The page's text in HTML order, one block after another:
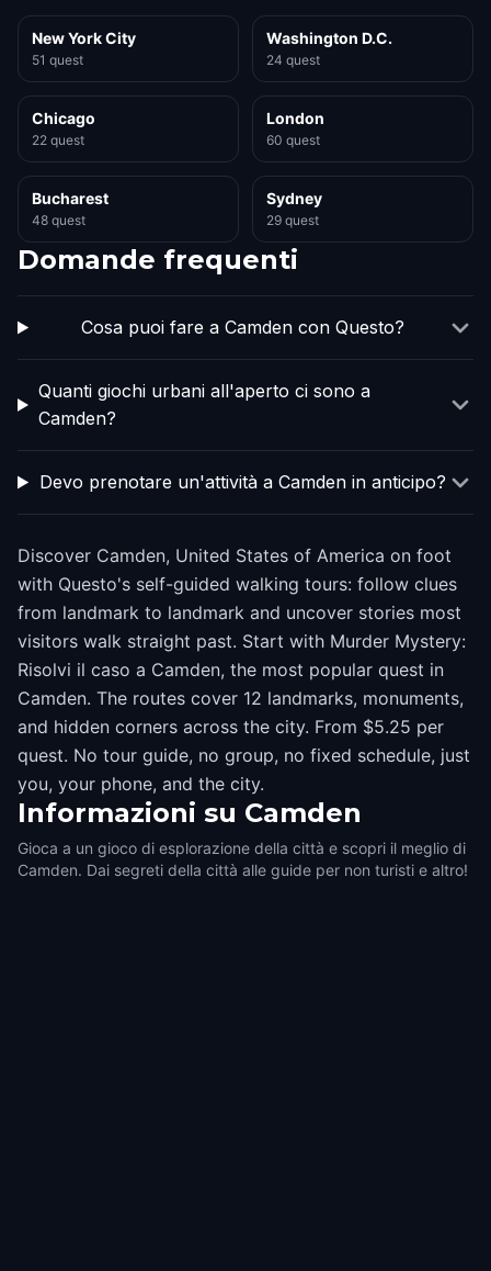
New York City
51 quest
Washington D.C.
24 quest
Chicago
22 quest
London
60 quest
Bucharest
48 quest
Sydney
29 quest
Domande frequenti
Cosa puoi fare a Camden con Questo?
Quanti giochi urbani all'aperto ci sono a
Camden?
Devo prenotare un'attività a Camden in anticipo?
Discover Camden, United States of America on foot
with Questo's self-guided walking tours: follow clues
from landmark to landmark and uncover stories most
visitors walk straight past. Start with Murder Mystery:
Risolvi il caso a Camden, the most popular quest in
Camden. The routes cover 12 landmarks, monuments,
and hidden corners across the city. From $5.25 per
quest. No tour guide, no group, no fixed schedule, just
you, your phone, and the city.
Informazioni su Camden
Gioca a un gioco di esplorazione della città e scopri il meglio di
Camden. Dai segreti della città alle guide per non turisti e altro!